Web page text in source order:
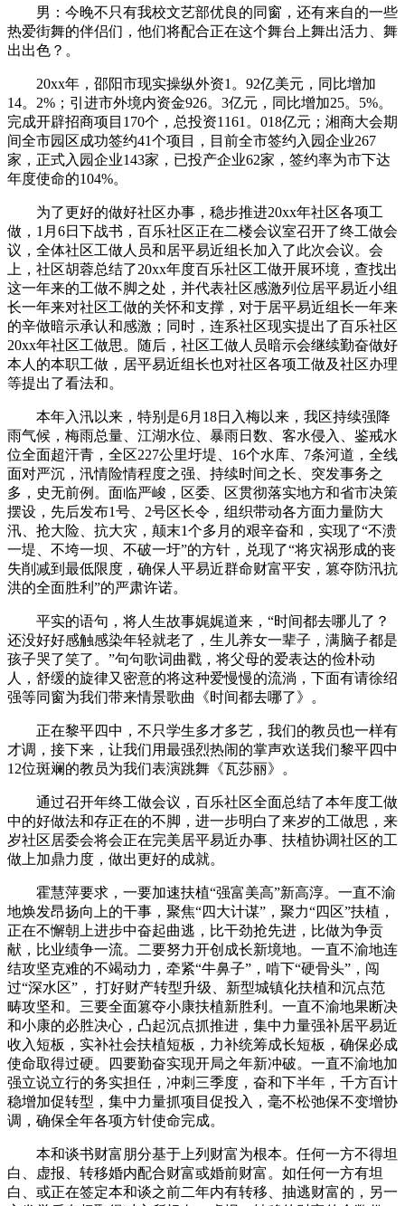
男：今晚不只有我校文艺部优良的同窗，还有来自的一些
热爱街舞的伴侣们，他们将配合正在这个舞台上舞出活力、舞
出出色？。
20xx年，邵阳市现实操纵外资1。92亿美元，同比增加
14。2%；引进市外境内资金926。3亿元，同比增加25。5%。
完成开辟招商项目170个，总投资1161。018亿元；湘商大会期
间全市园区成功签约41个项目，目前全市签约入园企业267
家，正式入园企业143家，已投产企业62家，签约率为市下达
年度使命的104%。
为了更好的做好社区办事，稳步推进20xx年社区各项工
做，1月6日下战书，百乐社区正在二楼会议室召开了终工做会
议，全体社区工做人员和居平易近组长加入了此次会议。会
上，社区胡蓉总结了20xx年度百乐社区工做开展环境，查找出
这一年来的工做不脚之处，并代表社区感激列位居平易近小组
长一年来对社区工做的关怀和支撑，对于居平易近组长一年来
的辛做暗示承认和感激；同时，连系社区现实提出了百乐社区
20xx年社区工做思。随后，社区工做人员暗示会继续勤奋做好
本人的本职工做，居平易近组长也对社区各项工做及社区办理
等提出了看法和。
本年入汛以来，特别是6月18日入梅以来，我区持续强降
雨气候，梅雨总量、江湖水位、暴雨日数、客水侵入、鉴戒水
位全面超汗青，全区227公里圩堤、16个水库、7条河道，全线
面对严沉，汛情险情程度之强、持续时间之长、突发事务之
多，史无前例。面临严峻，区委、区贯彻落实地方和省市决策
摆设，先后发布1号、2号区长令，组织带动各方面力量防大
汛、抢大险、抗大灾，颠末1个多月的艰辛奋和，实现了“不溃
一堤、不垮一坝、不破一圩”的方针，兑现了“将灾祸形成的丧
失削减到最低限度，确保人平易近群命财富平安，篡夺防汛抗
洪的全面胜利”的严肃许诺。
平实的语句，将人生故事娓娓道来，“时间都去哪儿了？
还没好好感触感染年轻就老了，生儿养女一辈子，满脑子都是
孩子哭了笑了。”句句歌词曲戳，将父母的爱表达的俭朴动
人，舒缓的旋律又密意的将这种爱慢慢的流淌，下面有请徐绍
强等同窗为我们带来情景歌曲《时间都去哪了》。
正在黎平四中，不只学生多才多艺，我们的教员也一样有
才调，接下来，让我们用最强烈热闹的掌声欢送我们黎平四中
12位斑斓的教员为我们表演跳舞《瓦莎丽》。
通过召开年终工做会议，百乐社区全面总结了本年度工做
中的好做法和存正在的不脚，进一步明白了来岁的工做思，来
岁社区居委会将会正在完美居平易近办事、扶植协调社区的工
做上加鼎力度，做出更好的成就。
霍慧萍要求，一要加速扶植“强富美高”新高淳。一直不渝
地焕发昂扬向上的干事，聚焦“四大计谋”，聚力“四区”扶植，
正在不懈朝上进步中奋起曲逃，比干劲抢先进，比做为争贡
献，比业绩争一流。二要努力开创成长新境地。一直不渝地连
结攻坚克难的不竭动力，牵紧“牛鼻子”，啃下“硬骨头”，闯
过“深水区”， 打好财产转型升级、新型城镇化扶植和沉点范
畴攻坚和。三要全面篡夺小康扶植新胜利。一直不渝地果断决
和小康的必胜决心，凸起沉点抓推进，集中力量强补居平易近
收入短板，实补社会扶植短板，力补统筹成长短板，确保必成
使命取得过硬。四要勤奋实现开局之年新冲破。一直不渝地加
强立说立行的务实担任，冲刺三季度，奋和下半年，千方百计
稳增加促转型，集中力量抓项目促投入，毫不松弛保不变增协
调，确保全年各项方针使命完成。
本和谈书财富朋分基于上列财富为根本。任何一方不得坦
白、虚报、转移婚内配合财富或婚前财富。如任何一方有坦
白、或正在签定本和谈之前二年内有转移、抽逃财富的，另一